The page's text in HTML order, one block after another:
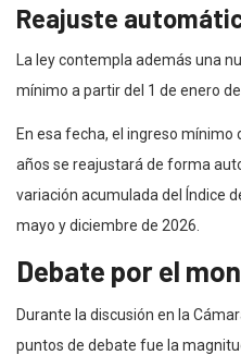
Reajuste
La ley contempla además una
mínimo a partir del 1 de enero de
En esa fecha, el ingreso
años se reajustará de forma
variación acumulada del Índice
mayo y diciembre de 2026.
Debate por el
Durante la discusión en la
puntos de debate fue la